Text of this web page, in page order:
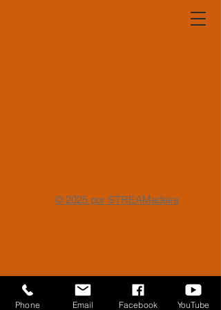
© 2025 por STREAMadeira
Phone Email Facebook YouTube